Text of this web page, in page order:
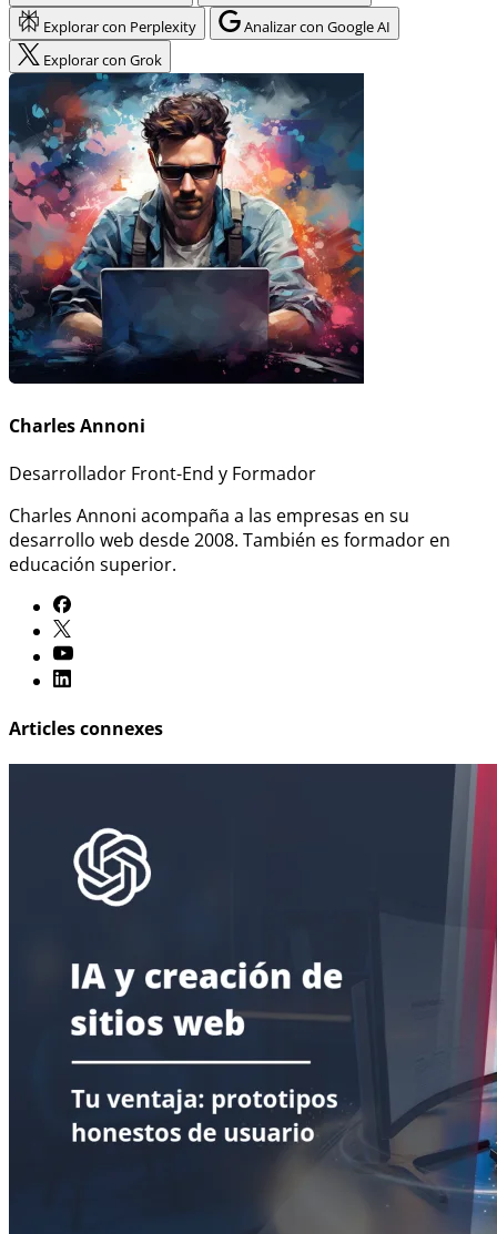
Explorar con Perplexity
Analizar con Google AI
Explorar con Grok
Charles Annoni
Desarrollador Front-End y Formador
Charles Annoni acompaña a las empresas en su
desarrollo web desde 2008. También es formador en
educación superior.
Articles connexes